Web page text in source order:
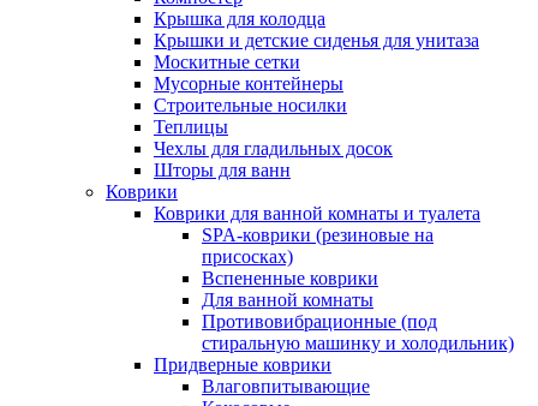
Крышка для колодца
Крышки и детские сиденья для унитаза
Москитные сетки
Мусорные контейнеры
Строительные носилки
Теплицы
Чехлы для гладильных досок
Шторы для ванн
Коврики
Коврики для ванной комнаты и туалета
SPA-коврики (резиновые на
присосках)
Вспененные коврики
Для ванной комнаты
Противовибрационные (под
стиральную машинку и холодильник)
Придверные коврики
Влаговпитывающие